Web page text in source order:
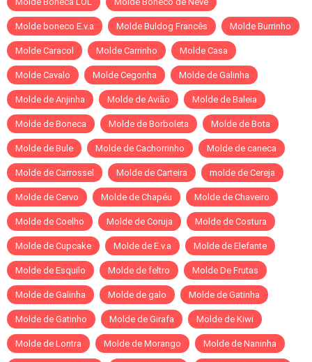
Molde boneco E.v.a Molde Buldog Francês Molde Burrinho
Molde Caracol Molde Carrinho Molde Casa
Molde Cavalo Molde Cegonha Molde de Galinha
Molde de Anjinha Molde de Avião Molde de Baleia
Molde de Boneca Molde de Borboleta Molde de Bota
Molde de Bule Molde de Cachorrinho Molde de caneca
Molde de Carrossel Molde de Carteira molde de Cereja
Molde de Cervo Molde de Chapéu Molde de Chaveiro
Molde de Coelho Molde de Coruja Molde de Costura
Molde de Cupcake Molde de E.v.a Molde de Elefante
Molde de Esquilo Molde de feltro Molde De Frutas
Molde de Galinha Molde de galo Molde de Gatinha
Molde de Gatinho Molde de Girafa Molde de Kiwi
Molde de Lontra Molde de Morango Molde de Naninha